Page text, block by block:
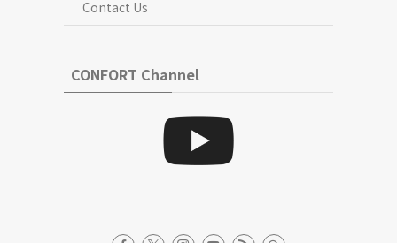
Contact Us
CONFORT Channel